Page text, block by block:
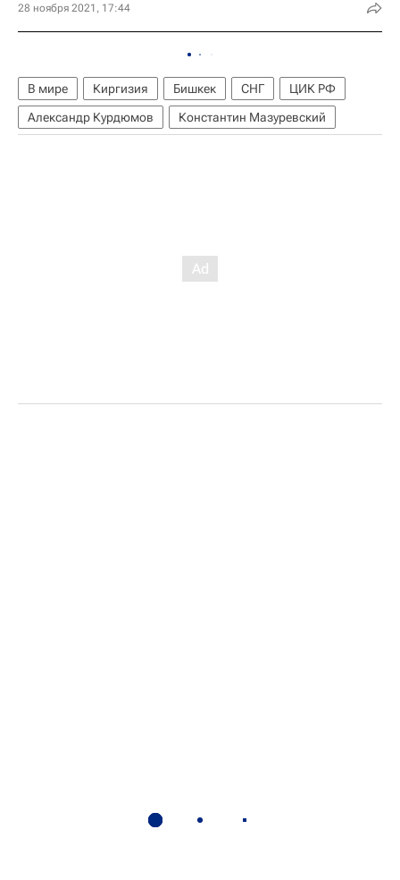
28 ноября 2021, 17:44
В мире Киргизия Бишкек СНГ
ЦИК РФ
Александр Курдюмов
Константин Мазуревский